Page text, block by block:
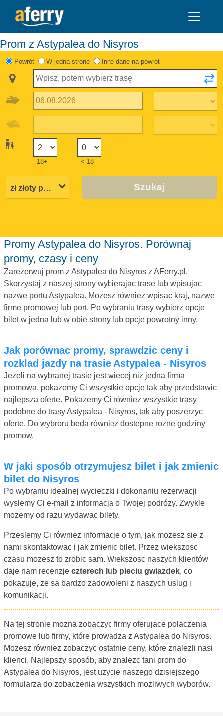
Prom z Astypalea do Nisyros
Powrót W jedną stronę Inne dane na powrót
18+ < 18
Szukaj
Promy Astypalea do Nisyros. Porównaj
promy, czasy i ceny
Zarezerwuj prom z Astypalea do Nisyros z AFerry.pl.
Skorzystaj z naszej strony wybierajac trase lub wpisujac
nazwe portu Astypalea. Mozesz równiez wpisac kraj, nazwe
firme promowej lub port. Po wybraniu trasy wybierz opcje
bilet w jedna lub w obie strony lub opcje powrotny inny.
Jak porównac promy, sprawdzic ceny i
rozklad jazdy na trasie Astypalea - Nisyros
Jezeli na wybranej trasie jest wiecej niz jedna firma
promowa, pokazemy Ci wszystkie opcje tak aby przedstawic
najlepsza oferte. Pokazemy Ci równiez wszystkie trasy
podobne do trasy Astypalea - Nisyros, tak aby poszerzyc
oferte. Do wybroru beda równiez dostepne rozne godziny
promow.
W jaki sposób otrzymujesz bilet i jak zmienic
bilet do Nisyros
Po wybraniu idealnej wycieczki i dokonaniu rezerwacji
wyslemy Ci e-mail z informacja o Twojej podrózy. Zwykle
mozemy od razu wydawac bilety.
Przeslemy Ci równiez informacje o tym, jak mozesz sie z
nami skontaktowac i jak zmienic bilet. Przez wiekszosc
czasu mozesz to zrobic sam. Wiekszosc naszych klientów
daje nam recenzje czterech lub pieciu gwiazdek, co
pokazuje, ze sa bardzo zadowoleni z naszych uslug i
komunikacji.
Na tej stronie mozna zobaczyc firmy oferujace polaczenia
promowe lub firmy, które prowadza z Astypalea do Nisyros.
Mozesz równiez zobaczyc ostatnie ceny, które znalezli nasi
klienci. Najlepszy sposób, aby znalezc tani prom do
Astypalea do Nisyros, jest uzycie naszego dzisiejszego
formularza do zobaczenia wszystkich mozliwych wyborów.